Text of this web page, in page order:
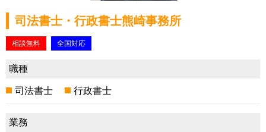
司法書士・行政書士熊崎事務所
相談無料 全国対応
職種
司法書士 行政書士
業務